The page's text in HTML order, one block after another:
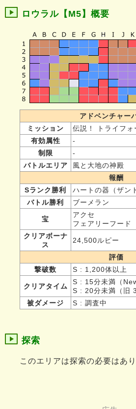
ロウラル【M5】概要
アドベンチャー
ミッション
伝説！ トライフォ
有効属性
-
制限
-
バトルエリア
風と大地の神殿
報酬
Sランク勝利
ハートの器（ザン
バトル勝利
ブーメラン
宝
アクセ
フェアリーフード
クリアボーナ
ス
24,500ルピー
評価
撃破数
S : 1,200体以上
クリアタイム
S : 15分未満（
S : 20分未満（旧
被ダメージ
S : 調査中
探索
このエリアは探索の必要はあり